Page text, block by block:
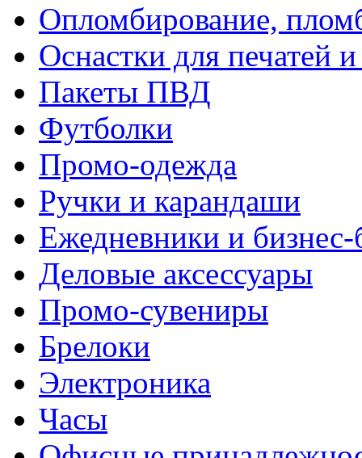
Опломбирование,
Оснастки для печатей
Пакеты ПВД
Футболки
Промо-одежда
Ручки и карандаши
Ежедневники и
Деловые аксессуары
Промо-сувениры
Брелоки
Электроника
Часы